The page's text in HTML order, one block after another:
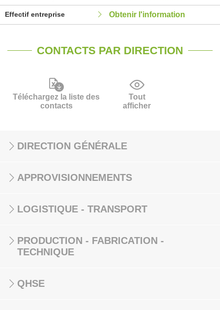
Effectif entreprise Obtenir l'information
CONTACTS PAR DIRECTION
Téléchargez la liste des
contacts
Tout
afficher
DIRECTION GÉNÉRALE
APPROVISIONNEMENTS
LOGISTIQUE - TRANSPORT
PRODUCTION - FABRICATION -
TECHNIQUE
QHSE